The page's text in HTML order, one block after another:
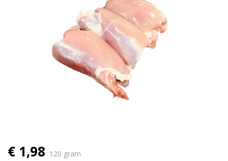
€ 1,98 120 gram